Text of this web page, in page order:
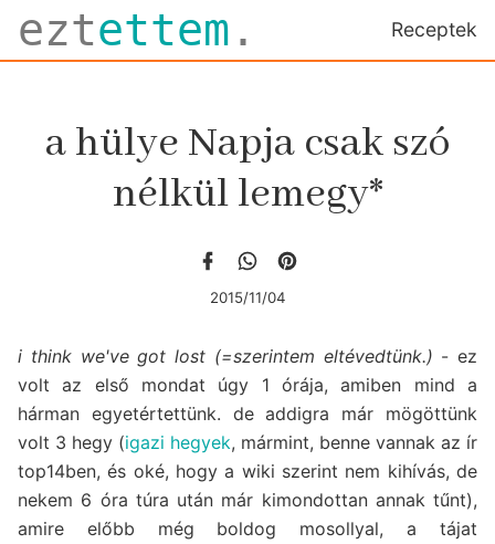
eztettem . Receptek
a hülye Napja csak szó
nélkül lemegy*
2015/11/04
i think we've got lost (=szerintem eltévedtünk.) - ez
volt az első mondat úgy 1 órája, amiben mind a
hárman egyetértettünk. de addigra már mögöttünk
volt 3 hegy (igazi hegyek, mármint, benne vannak az ír
top14ben, és oké, hogy a wiki szerint nem kihívás, de
nekem 6 óra túra után már kimondottan annak tűnt),
amire előbb még boldog mosollyal, a tájat